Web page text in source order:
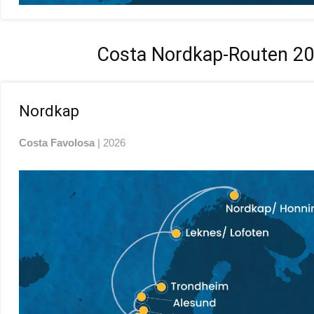
Costa Nordkap-Routen
Nordkap
Costa Favolosa | 2026